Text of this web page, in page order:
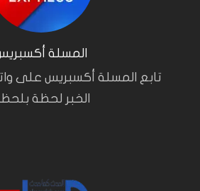
المسلة
تابع المسلة أكسبريس على
الخبر لحظة